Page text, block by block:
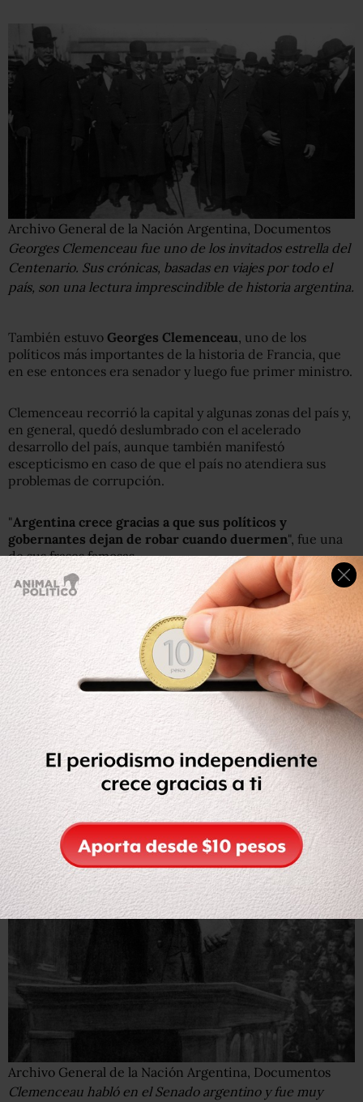
Archivo General de la Nación Argentina, Documentos
Georges Clemenceau fue uno de los invitados estrella del
Centenario. Sus crónicas, basadas en viajes por todo el
país, son una lectura imprescindible de historia argentina.
También estuvo Georges Clemenceau, uno de los
políticos más importantes de la historia de Francia, que
en ese entonces era senador y luego fue primer ministro.
Clemenceau recorrió la capital y algunas zonas del país y,
en general, quedó deslumbrado con el acelerado
desarrollo del país, aunque también manifestó
escepticismo en caso de que el país no atendiera sus
problemas de corrupción.
"Argentina crece gracias a que sus políticos y
gobernantes dejan de robar cuando duermen", fue una
de sus frases famosas.
Pero, en general, fue elogioso: "Mientras que el aspecto
de las calles de Buenos Aires es verdaderamente
europeo, tanto por la disposición y la fisonomía de todas
las cosas cuanto por la dominación de nuestras modas y
la expresión de las caras, todo este mundo es argentino
hasta médula de los huesos, exclusivamente argentino".
Archivo General de la Nación Argentina, Documentos
Clemenceau habló en el Senado argentino y fue muy